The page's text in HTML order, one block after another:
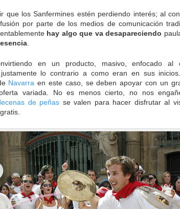
que los Sanfermines estén perdiendo interés; al
por parte de los medios de comunicación
hay algo que va desapareciendo
en un producto, masivo, enfocado al
justamente lo contrario a como eran en sus
Navarra en este caso, se deben apoyar con un
variada. No es menos cierto, no nos
de peñas se valen para hacer disfrutar al